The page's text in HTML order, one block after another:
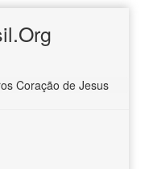
Coração de Jesus